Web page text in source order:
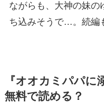
ながらも、大神の妹の
ち込みそうで…。続編
『オオカミパパに
無料で読める？